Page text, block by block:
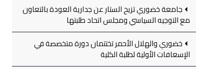
جامعة خضوري تزيح الستار عن جدارية العودة بالتعاون
مع التوجيه السياسي ومجلس اتحاد طلبتها
خضوري والهلال الأحمر تختتمان دورة متخصصة في
الإسعافات الأولية لطلبة الكلية